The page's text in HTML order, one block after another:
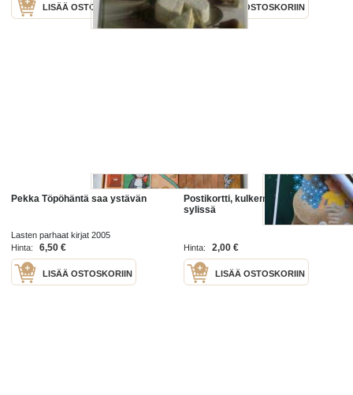
LISÄÄ OSTOSKORIIN LISÄÄ OSTOSKORIIN
Pekka Töpöhäntä saa ystävän
Lasten parhaat kirjat 2005
Hinta:
6,50 €
LISÄÄ OSTOSKORIIN
Postikortti, kulkematon - Ystävän
sylissä
Hinta: 2,00 €
LISÄÄ OSTOSKORIIN